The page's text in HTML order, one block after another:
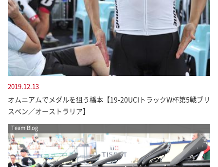
2019.12.13
オムニアムでメダルを狙う橋本【19-20UCIトラックW杯第5戦ブリ
スベン／オーストラリア】
Team Blog